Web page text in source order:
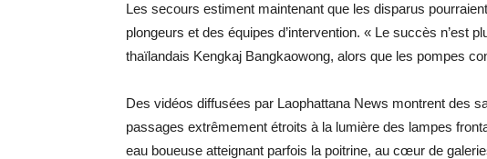
Les secours estiment maintenant que les disparus
plongeurs et des équipes d’intervention. « Le succès n’est
thaïlandais Kengkaj Bangkaowong, alors que les pompes
Des vidéos diffusées par Laophattana News montrent des
passages extrêmement étroits à la lumière des lampes
eau boueuse atteignant parfois la poitrine, au cœur de